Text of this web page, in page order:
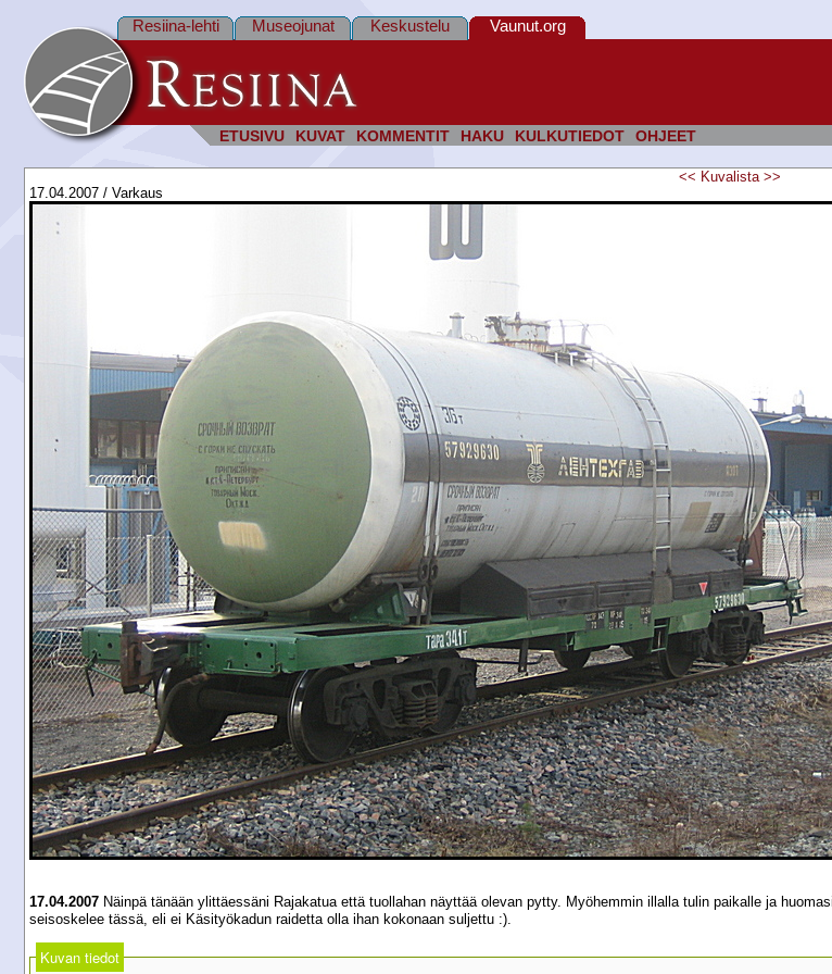
ETUSIVU KUVAT KOMMENTIT HAKU KULKUTIEDOT OHJEET
Resiina-lehti Museojunat Keskustelu Vaunut.org
<< Kuvalista >>
17.04.2007 / Varkaus
17.04.2007 Näinpä tänään ylittäessäni Rajakatua että tuollahan näyttää olevan pytty. Myöhemmin illalla tulin paikalle ja
seisoskelee tässä, eli ei Käsityökadun raidetta olla ihan kokonaan suljettu :).
Kuvan tiedot